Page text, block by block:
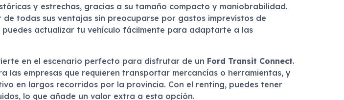
y estrechas, gracias a su tamaño compacto y maniobrabilidad.
todas sus ventajas sin preocuparse por gastos imprevistos de
actualizar tu vehículo fácilmente para adaptarte a las
en el escenario perfecto para disfrutar de un Ford Transit Connect.
las empresas que requieren transportar mercancías o herramientas, y
en largos recorridos por la provincia. Con el renting, puedes tener
lo que añade un valor extra a esta opción.